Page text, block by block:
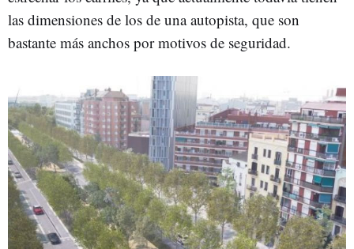
las dimensiones de los de una autopista, que son
bastante más anchos por motivos de seguridad.